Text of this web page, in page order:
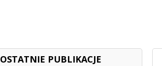
OSTATNIE PUBLIKACJE